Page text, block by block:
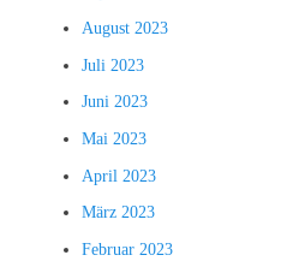
August 2023
Juli 2023
Juni 2023
Mai 2023
April 2023
März 2023
Februar 2023